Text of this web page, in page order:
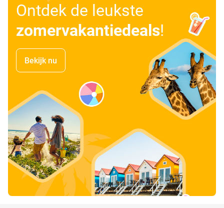
Ontdek de leukste
zomervakantiedeals!
Bekijk nu